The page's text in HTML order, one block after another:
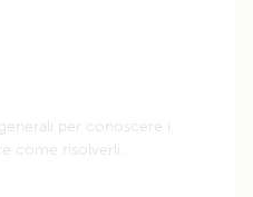
per conoscere i
come risolverli.